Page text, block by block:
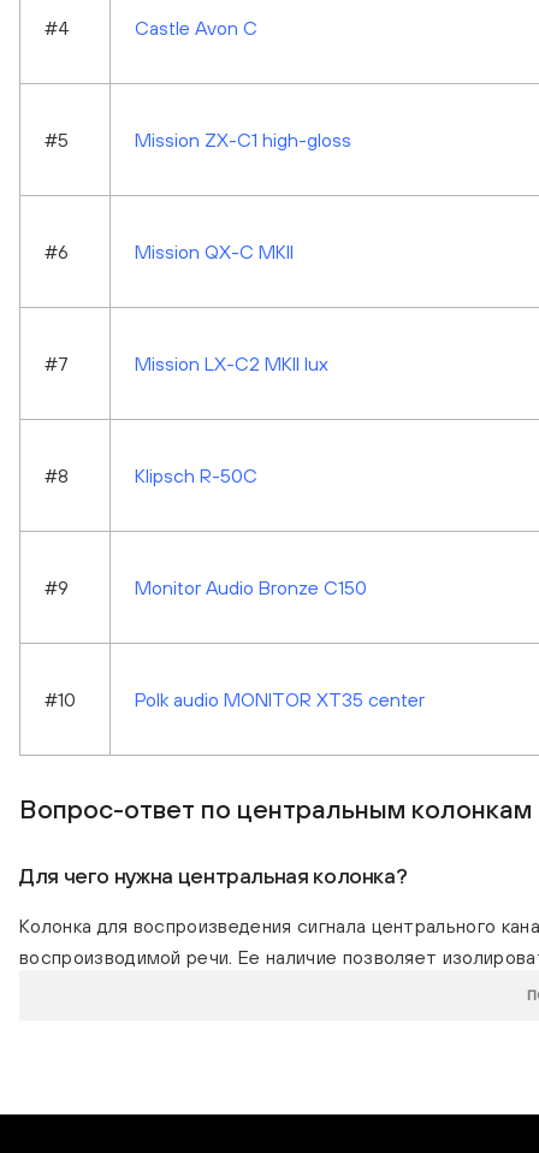
#4 Castle Avon C
#5 Mission ZX-C1 high-gloss
#6 Mission QX-C MKII
#7 Mission LX-C2 MKII lux
#8 Klipsch R-50C
#9 Monitor Audio Bronze C150
#10 Polk audio MONITOR XT35 center
Вопрос-ответ по центральным колонкам
Для чего нужна центральная колонка?
Колонка для воспроизведения сигнала центрального
воспроизводимой речи. Ее наличие позволяет